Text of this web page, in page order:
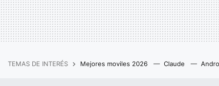
TEMAS DE INTERÉS Mejores moviles 2026 Claude